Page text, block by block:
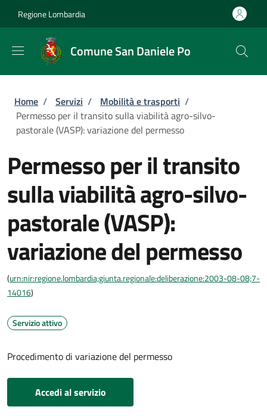
Regione Lombardia
Comune San Daniele Po
Briciole di pane
Home / Servizi / Mobilità e trasporti /
Permesso per il transito sulla viabilità agro-silvo-
pastorale (VASP): variazione del permesso
Permesso per il transito
sulla viabilità agro-silvo-
pastorale (VASP):
variazione del permesso
(urn:nir:regione.lombardia;giunta.regionale:deliberazione:2003-08-08;7-
14016)
Servizio attivo
Procedimento di variazione del permesso
Accedi al servizio